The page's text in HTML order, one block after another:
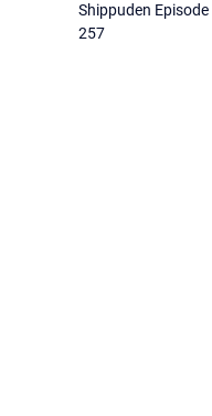
Shippuden Episode
257